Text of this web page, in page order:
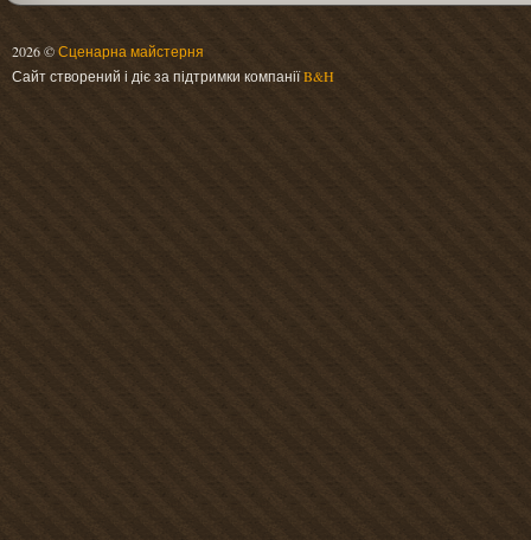
2026 ©Сценарна майстерня
Сайт створений і діє за підтримки компаніїB&H